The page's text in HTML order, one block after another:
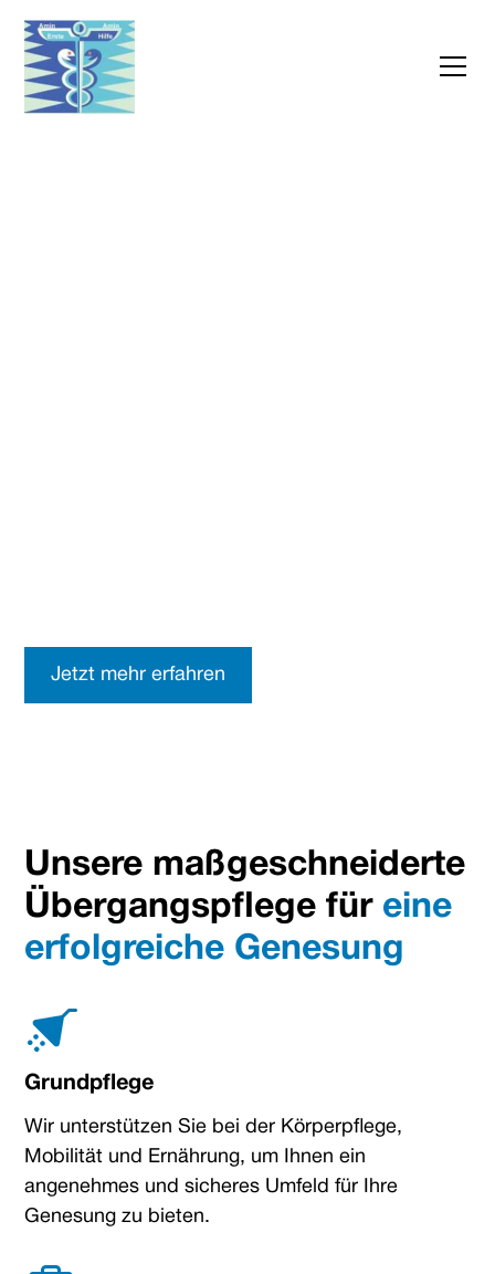
Jetzt mehr erfahren
Unsere maßgeschneiderte
Übergangspflege für eine
erfolgreiche Genesung
Grundpflege
Wir unterstützen Sie bei der Körperpflege,
Mobilität und Ernährung, um Ihnen ein
angenehmes und sicheres Umfeld für Ihre
Genesung zu bieten.